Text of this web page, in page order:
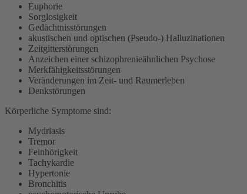
Euphorie
Sorglosigkeit
Gedächtnisstörungen
akustischen und optischen (Pseudo-) Halluzinationen
Zeitgitterstörungen
Anzeichen einer schizophrenieähnlichen Psychose
Merkfähigkeitsstörungen
Veränderungen im Zeit- und Raumerleben
Denkstörungen
Körperliche Symptome sind:
Mydriasis
Tremor
Feinhörigkeit
Tachykardie
Hypertonie
Bronchitis